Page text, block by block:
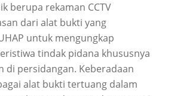
berupa rekaman CCTV
dari alat bukti yang
untuk mengungkap
tindak pidana khususnya
di persidangan. Keberadaan
alat bukti tertuang dalam